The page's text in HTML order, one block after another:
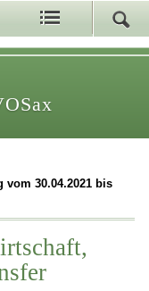
vom 30.04.2021 bis